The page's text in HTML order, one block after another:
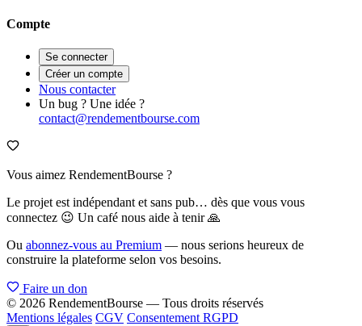
Compte
Se connecter
Créer un compte
Nous contacter
Un bug ? Une idée ?
contact@rendementbourse.com
Vous aimez RendementBourse ?
Le projet est indépendant et sans pub… dès que vous vous
connectez 😉 Un café nous aide à tenir 🙏
Ou abonnez-vous au Premium — nous serions heureux de
construire la plateforme selon vos besoins.
Faire un don
© 2026 RendementBourse — Tous droits réservés
Mentions légales CGV Consentement RGPD